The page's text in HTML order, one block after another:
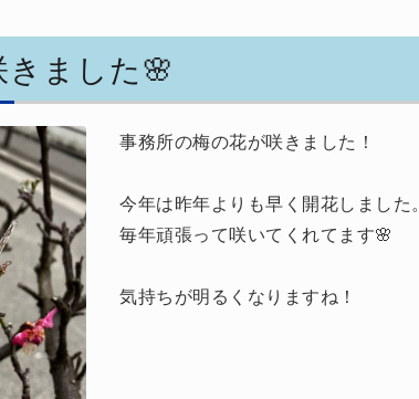
ました🌸
事務所の梅の花が咲きました！
今年は昨年よりも早く開花しました。
毎年頑張って咲いてくれてます🌸
気持ちが明るくなりますね！